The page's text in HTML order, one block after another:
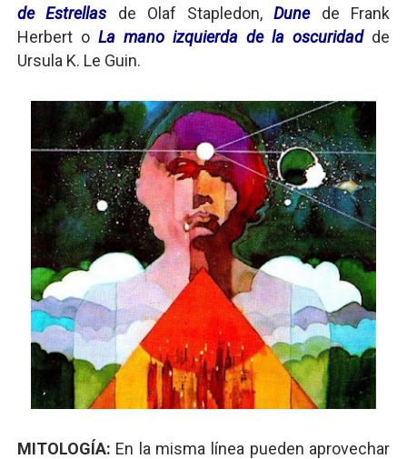
de Estrellas de Olaf Stapledon,Dune
de Frank
Herbert o La mano izquierda de la oscuridad de
Ursula K. Le Guin.
MITOLOGÍA: En la misma línea pueden aprovechar